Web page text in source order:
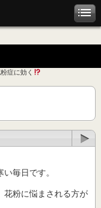
症に効く
毎日です。
粉に悩まされる方が